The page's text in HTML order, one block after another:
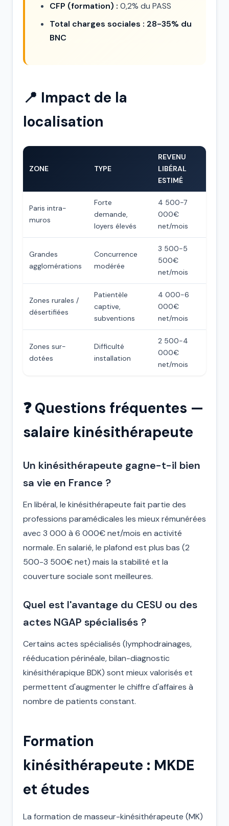
CFP (formation) : 0,2% du PASS
Total charges sociales : 28-35% du
BNC
📍 Impact de la
localisation
ZONE TYPE
REVENU
LIBÉRAL
ESTIMÉ
Paris intra-
muros
Forte
demande,
loyers élevés
4 500-7
000€
net/mois
Grandes
agglomérations
Concurrence
modérée
3 500-5
500€
net/mois
Zones rurales /
désertifiées
Patientèle
captive,
subventions
4 000-6
000€
net/mois
Zones sur-
dotées
Difficulté
installation
2 500-4
000€
net/mois
❓ Questions fréquentes —
salaire kinésithérapeute
Un kinésithérapeute gagne-t-il bien
sa vie en France ?
En libéral, le kinésithérapeute fait partie des
professions paramédicales les mieux rémunérées
avec 3 000 à 6 000€ net/mois en activité
normale. En salarié, le plafond est plus bas (2
500-3 500€ net) mais la stabilité et la
couverture sociale sont meilleures.
Quel est l'avantage du CESU ou des
actes NGAP spécialisés ?
Certains actes spécialisés (lymphodrainages,
rééducation périnéale, bilan-diagnostic
kinésithérapique BDK) sont mieux valorisés et
permettent d'augmenter le chiffre d'affaires à
nombre de patients constant.
Formation
kinésithérapeute : MKDE
et études
La formation de masseur-kinésithérapeute (MK)